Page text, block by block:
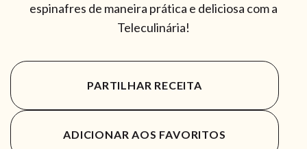
espinafres de maneira prática e deliciosa com a
Teleculinária!
PARTILHAR RECEITA
ADICIONAR AOS FAVORITOS